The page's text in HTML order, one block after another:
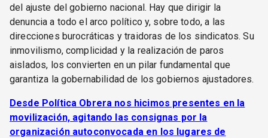
del ajuste del gobierno nacional. Hay que dirigir la
denuncia a todo el arco político y, sobre todo, a las
direcciones burocráticas y traidoras de los sindicatos. Su
inmovilismo, complicidad y la realización de paros
aislados, los convierten en un pilar fundamental que
garantiza la gobernabilidad de los gobiernos ajustadores.
Desde Política Obrera nos hicimos presentes en la
movilización, agitando las consignas por la
organización autoconvocada en los lugares de